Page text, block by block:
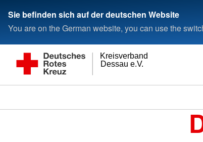
Sie befinden sich auf der deutschen Website
You are on the German website, you can use the
Dessau e.V.
Kreisverband